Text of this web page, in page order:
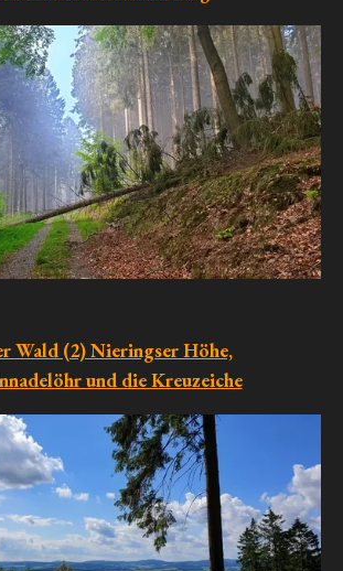
Wald (2)Nieringser Höhe,
und die Kreuzeiche